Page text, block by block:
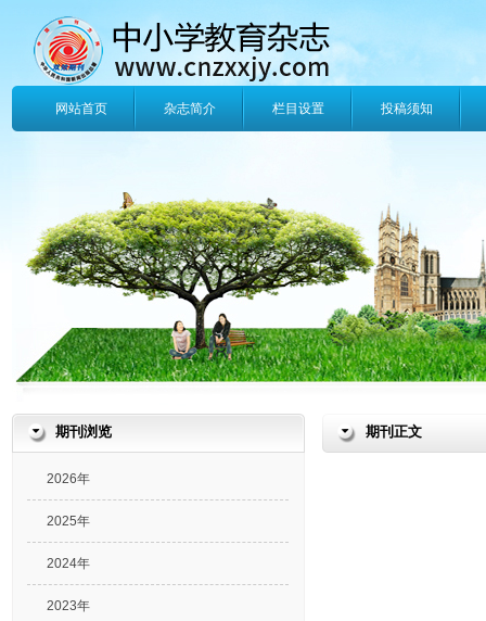
网站首页 杂志简介 栏目设置 投稿须知
期刊浏览
2026年
2025年
2024年
2023年
期刊正文